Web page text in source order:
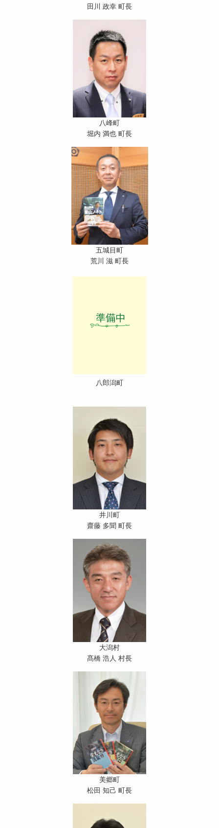
田川 政幸 町長
八峰町
堀内 満也 町長
五城目町
荒川 滋 町長
八郎潟町
井川町
齋藤 多聞 町長
大潟村
髙橋 浩人 村長
美郷町
松田 知己 町長